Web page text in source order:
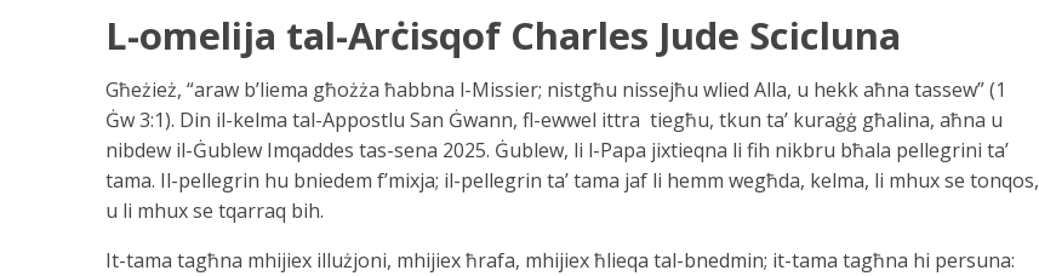
L-omelija tal-Arċisqof Charles Jude Scicluna
Għeżież, “araw b’liema għożża ħabbna l-Missier; nistgħu nissejħu wlied Alla, u hekk aħna tassew” (1
Ġw 3:1). Din il-kelma tal-Appostlu San Ġwann, fl-ewwel ittra tiegħu, tkun ta’ kuraġġ għalina, aħna u
nibdew il-Ġublew Imqaddes tas-sena 2025. Ġublew, li l-Papa jixtieqna li fih nikbru bħala pellegrini ta’
tama. Il-pellegrin hu bniedem f’mixja; il-pellegrin ta’ tama jaf li hemm wegħda, kelma, li mhux se tonqos,
u li mhux se tqarraq bih.
It-tama tagħna mhijiex illużjoni, mhijiex ħrafa, mhijiex ħlieqa tal-bnedmin; it-tama tagħna hi persuna: